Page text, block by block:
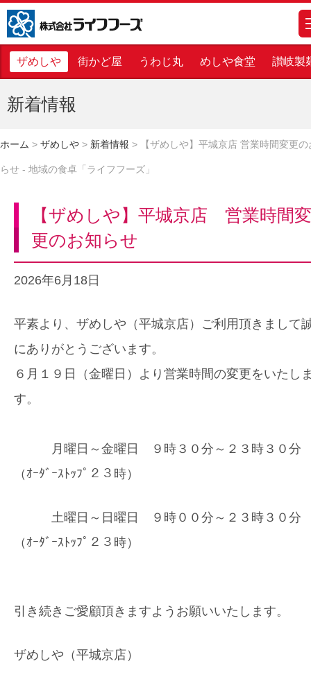
株式会社ライフフーズ
ザめしや 街かど屋 うわじ丸 めしや食堂 讃岐製
新着情報
ホーム > ザめしや > 新着情報 > 【ザめしや】平城京店 営業時間変更の
らせ - 地域の食卓「ライフフーズ」
【ザめしや】平城京店 営業時間
更のお知らせ
2026年6月18日
平素より、ザめしや（平城京店）ご利用頂きまして
にありがとうございます。
６月１９日（金曜日）より営業時間の変更をいたし
す。
月曜日～金曜日 ９時３０分～２３時３０
（ｵｰﾀﾞｰｽﾄｯﾌﾟ２３時）
土曜日～日曜日 ９時００分～２３時３０
（ｵｰﾀﾞｰｽﾄｯﾌﾟ２３時）
引き続きご愛顧頂きますようお願いいたします。
ザめしや（平城京店）